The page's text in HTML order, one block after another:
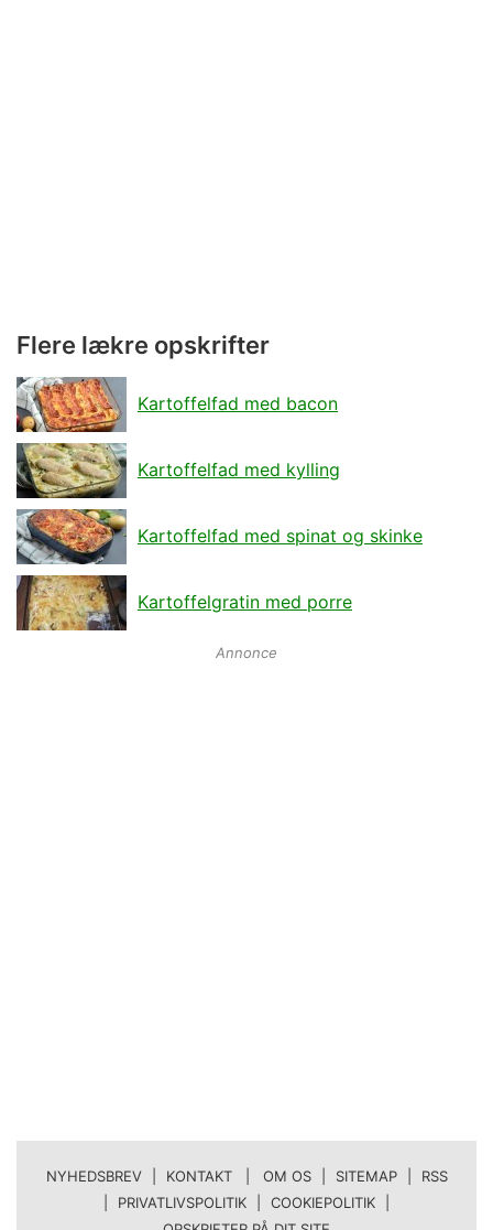
Flere lækre opskrifter
Kartoffelfad med bacon
Kartoffelfad med kylling
Kartoffelfad med spinat og skinke
Kartoffelgratin med porre
Annonce
NYHEDSBREV KONTAKT | OM OS SITEMAP
RSS
PRIVATLIVSPOLITIK COOKIEPOLITIK